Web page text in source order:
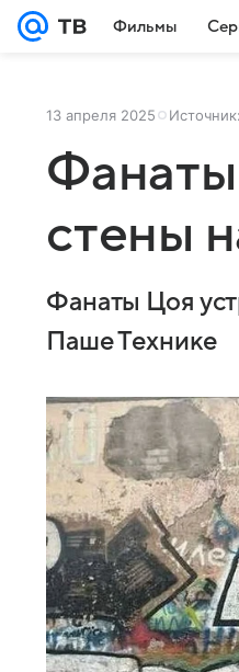
Фильмы
13 апреля 2025 Источник:
Фанаты
стены
Фанаты Цоя
Паше Технике